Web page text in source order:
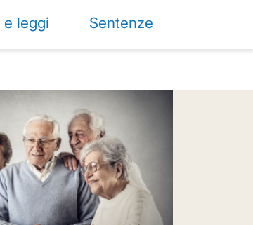
e leggi Sentenze